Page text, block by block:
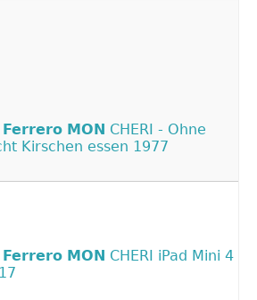
Ferrero MON CHERI - Ohne
Kirschen essen 1977
Ferrero MON CHERI iPad Mini 4